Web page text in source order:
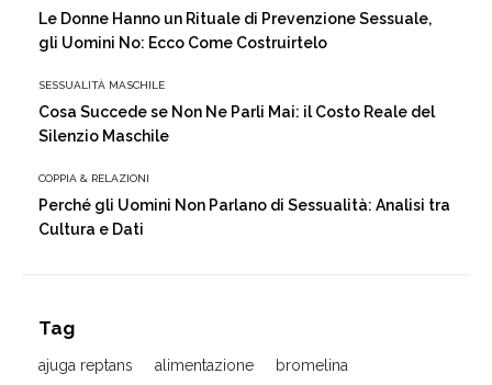
Le Donne Hanno un Rituale di Prevenzione Sessuale,
gli Uomini No: Ecco Come Costruirtelo
SESSUALITÀ MASCHILE
Cosa Succede se Non Ne Parli Mai: il Costo Reale del
Silenzio Maschile
COPPIA & RELAZIONI
Perché gli Uomini Non Parlano di Sessualità: Analisi tra
Cultura e Dati
Tag
ajuga reptans alimentazione
bromelina